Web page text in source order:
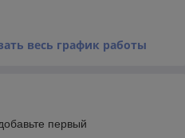
весь график работы
первый